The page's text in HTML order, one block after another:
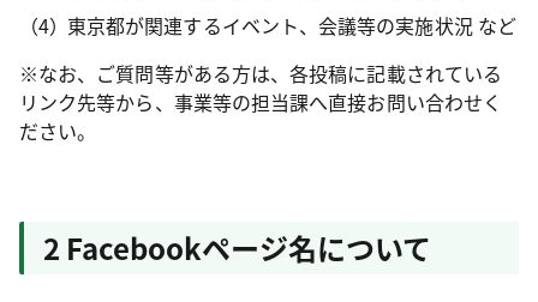
東京都が関連するイベント、会議等の実施状況 など
※なお、ご質問等がある方は、各投稿に記載されている
リンク先等から、事業等の担当課へ直接お問い合わせく
ださい。
2 Facebookページ名について